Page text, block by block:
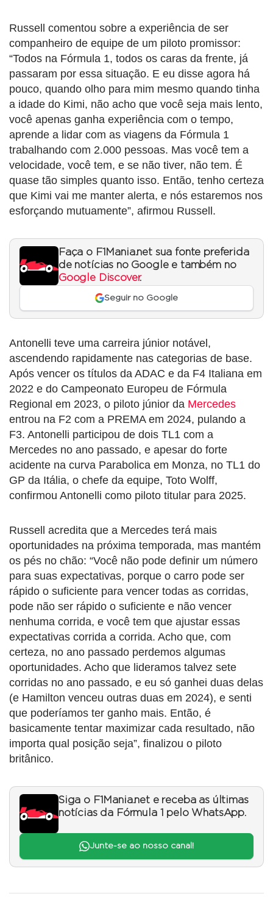
Russell comentou sobre a experiência de ser
companheiro de equipe de um piloto promissor:
“Todos na Fórmula 1, todos os caras da frente, já
passaram por essa situação. E eu disse agora há
pouco, quando olho para mim mesmo quando tinha
a idade do Kimi, não acho que você seja mais lento,
você apenas ganha experiência com o tempo,
aprende a lidar com as viagens da Fórmula 1
trabalhando com 2.000 pessoas. Mas você tem a
velocidade, você tem, e se não tiver, não tem. É
quase tão simples quanto isso. Então, tenho certeza
que Kimi vai me manter alerta, e nós estaremos nos
esforçando mutuamente”, afirmou Russell.
Faça o F1Mania.net sua fonte preferida
de notícias no Google e também no
Google Discover.
Seguir no Google
Antonelli teve uma carreira júnior notável,
ascendendo rapidamente nas categorias de base.
Após vencer os títulos da ADAC e da F4 Italiana em
2022 e do Campeonato Europeu de Fórmula
Regional em 2023, o piloto júnior da Mercedes
entrou na F2 com a PREMA em 2024, pulando a
F3. Antonelli participou de dois TL1 com a
Mercedes no ano passado, e apesar do forte
acidente na curva Parabolica em Monza, no TL1 do
GP da Itália, o chefe da equipe, Toto Wolff,
confirmou Antonelli como piloto titular para 2025.
Russell acredita que a Mercedes terá mais
oportunidades na próxima temporada, mas mantém
os pés no chão: “Você não pode definir um número
para suas expectativas, porque o carro pode ser
rápido o suficiente para vencer todas as corridas,
pode não ser rápido o suficiente e não vencer
nenhuma corrida, e você tem que ajustar essas
expectativas corrida a corrida. Acho que, com
certeza, no ano passado perdemos algumas
oportunidades. Acho que lideramos talvez sete
corridas no ano passado, e eu só ganhei duas delas
(e Hamilton venceu outras duas em 2024), e senti
que poderíamos ter ganho mais. Então, é
basicamente tentar maximizar cada resultado, não
importa qual posição seja”, finalizou o piloto
britânico.
Siga o F1Mania.net e receba as últimas
notícias da Fórmula 1 pelo WhatsApp.
Junte-se ao nosso canal!